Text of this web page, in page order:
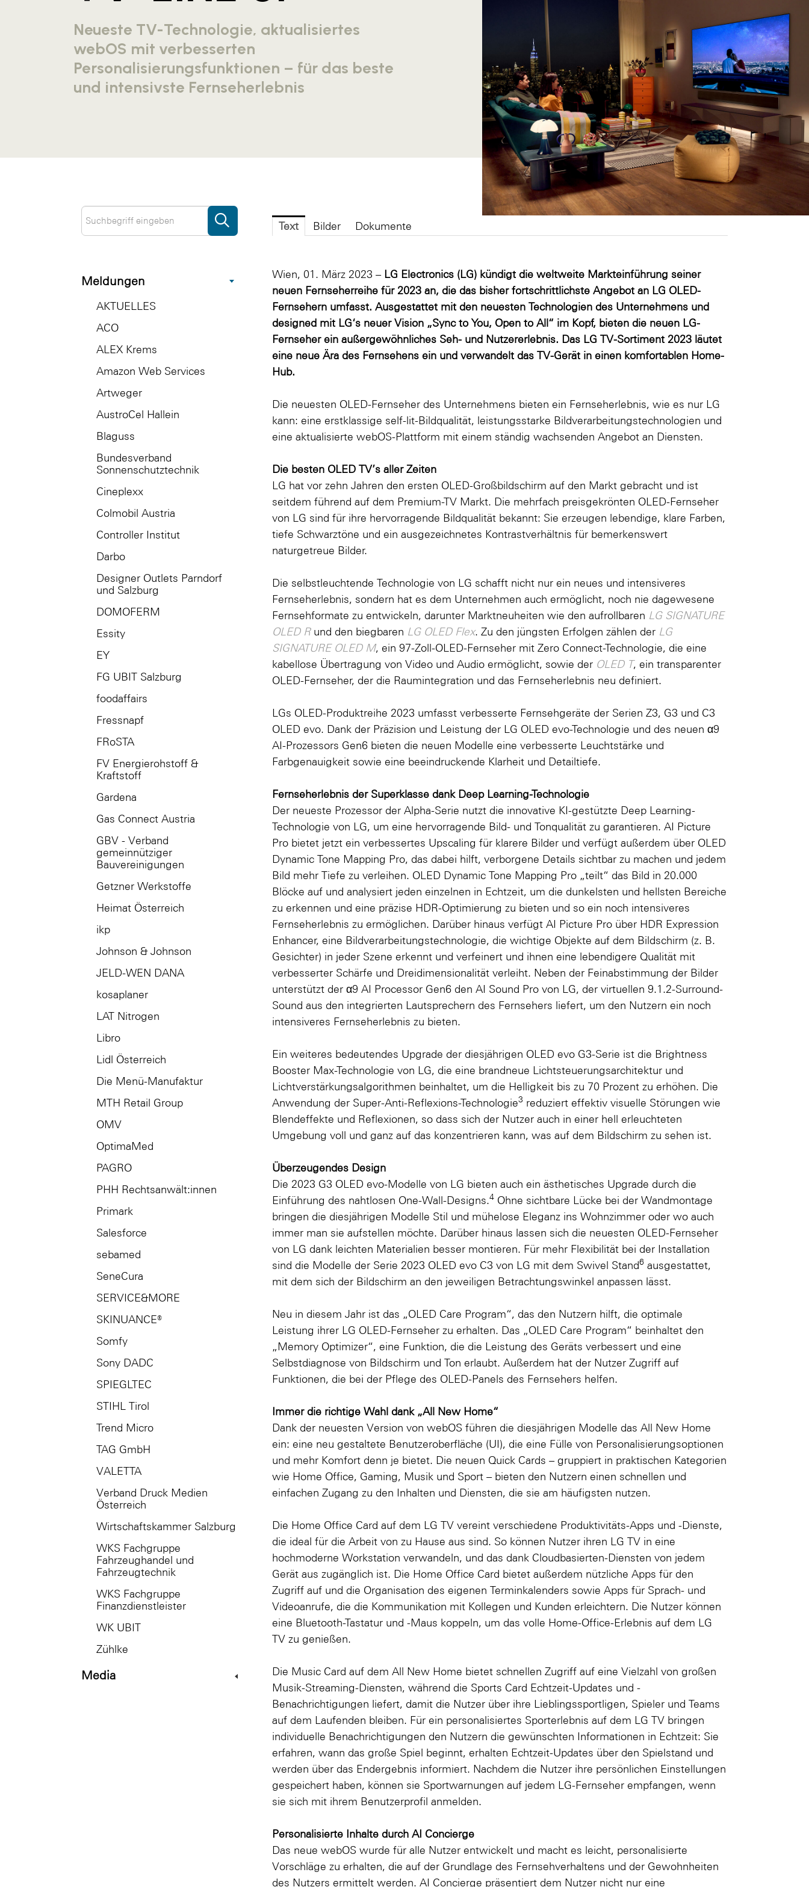
Meldungen
AKTUELLES
ACO
ALEX Krems
Amazon Web Services
Artweger
AustroCel Hallein
Blaguss
Bundesverband
Sonnenschutztechnik
Cineplexx
Colmobil Austria
Controller Institut
Darbo
Designer Outlets Parndorf
und Salzburg
DOMOFERM
Essity
EY
FG UBIT Salzburg
foodaffairs
Fressnapf
FRoSTA
FV Energierohstoff &
Kraftstoff
Gardena
Gas Connect Austria
GBV - Verband
gemeinnütziger
Bauvereinigungen
Getzner Werkstoffe
Heimat Österreich
ikp
Johnson & Johnson
JELD-WEN DANA
kosaplaner
LAT Nitrogen
Libro
Lidl Österreich
Die Menü-Manufaktur
MTH Retail Group
OMV
OptimaMed
PAGRO
PHH Rechtsanwält:innen
Primark
Salesforce
sebamed
SeneCura
SERVICE&MORE
SKINUANCE®
Somfy
Sony DADC
SPIEGLTEC
STIHL Tirol
Trend Micro
TAG GmbH
VALETTA
Verband Druck Medien
Österreich
Wirtschaftskammer Salzburg
WKS Fachgruppe
Fahrzeughandel und
Fahrzeugtechnik
WKS Fachgruppe
Finanzdienstleister
WK UBIT
Zühlke
Media
Neueste TV-Technologie, aktualisiertes
webOS mit verbesserten
Personalisierungsfunktionen – für das beste
und intensivste Fernseherlebnis
Text Bilder Dokumente
Wien, 01. März 2023 – LG Electronics (LG) kündigt die weltweite Markteinführung seiner
neuen Fernseherreihe für 2023 an, die das bisher fortschrittlichste Angebot an LG OLED-
Fernsehern umfasst. Ausgestattet mit den neuesten Technologien des Unternehmens und
designed mit LG‘s neuer Vision „Sync to You, Open to All“ im Kopf, bieten die neuen LG-
Fernseher ein außergewöhnliches Seh- und Nutzererlebnis. Das LG TV-Sortiment 2023 läutet
eine neue Ära des Fernsehens ein und verwandelt das TV-Gerät in einen komfortablen Home-
Hub.
Die neuesten OLED-Fernseher des Unternehmens bieten ein Fernseherlebnis, wie es nur LG
kann: eine erstklassige self-lit-Bildqualität, leistungsstarke Bildverarbeitungstechnologien und
eine aktualisierte webOS-Plattform mit einem ständig wachsenden Angebot an Diensten.
Die besten OLED TV’s aller Zeiten
LG hat vor zehn Jahren den ersten OLED-Großbildschirm auf den Markt gebracht und ist
seitdem führend auf dem Premium-TV Markt. Die mehrfach preisgekrönten OLED-Fernseher
von LG sind für ihre hervorragende Bildqualität bekannt: Sie erzeugen lebendige, klare Farben,
tiefe Schwarztöne und ein ausgezeichnetes Kontrastverhältnis für bemerkenswert
naturgetreue Bilder.
Die selbstleuchtende Technologie von LG schafft nicht nur ein neues und intensiveres
Fernseherlebnis, sondern hat es dem Unternehmen auch ermöglicht, noch nie dagewesene
Fernsehformate zu entwickeln, darunter Marktneuheiten wie den aufrollbaren LG SIGNATURE
OLED Rund den biegbaren LG OLED Flex. Zu den jüngsten Erfolgen zählen der LG
SIGNATURE OLED M, ein 97-Zoll-OLED-Fernseher mit Zero Connect-Technologie, die eine
kabellose Übertragung von Video und Audio ermöglicht, sowie der OLED T, ein transparenter
OLED-Fernseher, der die Raumintegration und das Fernseherlebnis neu definiert.
LGs OLED-Produktreihe 2023 umfasst verbesserte Fernsehgeräte der Serien Z3, G3 und C3
OLED evo. Dank der Präzision und Leistung der LG OLED evo-Technologie und des neuen α9
AI-Prozessors Gen6 bieten die neuen Modelle eine verbesserte Leuchtstärke und
Farbgenauigkeit sowie eine beeindruckende Klarheit und Detailtiefe.
Fernseherlebnis der Superklasse dank Deep Learning-Technologie
Der neueste Prozessor der Alpha-Serie nutzt die innovative KI-gestützte Deep Learning-
Technologie von LG, um eine hervorragende Bild- und Tonqualität zu garantieren. AI Picture
Pro bietet jetzt ein verbessertes Upscaling für klarere Bilder und verfügt außerdem über OLED
Dynamic Tone Mapping Pro, das dabei hilft, verborgene Details sichtbar zu machen und jedem
Bild mehr Tiefe zu verleihen. OLED Dynamic Tone Mapping Pro „teilt“ das Bild in 20.000
Blöcke auf und analysiert jeden einzelnen in Echtzeit, um die dunkelsten und hellsten Bereiche
zu erkennen und eine präzise HDR-Optimierung zu bieten und so ein noch intensiveres
Fernseherlebnis zu ermöglichen. Darüber hinaus verfügt AI Picture Pro über HDR Expression
Enhancer, eine Bildverarbeitungstechnologie, die wichtige Objekte auf dem Bildschirm (z. B.
Gesichter) in jeder Szene erkennt und verfeinert und ihnen eine lebendigere Qualität mit
verbesserter Schärfe und Dreidimensionalität verleiht. Neben der Feinabstimmung der Bilder
unterstützt der α9 AI Processor Gen6 den AI Sound Pro von LG, der virtuellen 9.1.2-Surround-
Sound aus den integrierten Lautsprechern des Fernsehers liefert, um den Nutzern ein noch
intensiveres Fernseherlebnis zu bieten.
Ein weiteres bedeutendes Upgrade der diesjährigen OLED evo G3-Serie ist die Brightness
Booster Max-Technologie von LG, die eine brandneue Lichtsteuerungsarchitektur und
Lichtverstärkungsalgorithmen beinhaltet, um die Helligkeit bis zu 70 Prozent zu erhöhen. Die
Anwendung der Super-Anti-Reflexions-Technologie3 reduziert effektiv visuelle Störungen wie
Blendeffekte und Reflexionen, so dass sich der Nutzer auch in einer hell erleuchteten
Umgebung voll und ganz auf das konzentrieren kann, was auf dem Bildschirm zu sehen ist.
Überzeugendes Design
Die 2023 G3 OLED evo-Modelle von LG bieten auch ein ästhetisches Upgrade durch die
Einführung des nahtlosen One-Wall-Designs.4 Ohne sichtbare Lücke bei der Wandmontage
bringen die diesjährigen Modelle Stil und mühelose Eleganz ins Wohnzimmer oder wo auch
immer man sie aufstellen möchte. Darüber hinaus lassen sich die neuesten OLED-Fernseher
von LG dank leichten Materialien besser montieren. Für mehr Flexibilität bei der Installation
sind die Modelle der Serie 2023 OLED evo C3 von LG mit dem Swivel Stand6 ausgestattet,
mit dem sich der Bildschirm an den jeweiligen Betrachtungswinkel anpassen lässt.
Neu in diesem Jahr ist das „OLED Care Program“, das den Nutzern hilft, die optimale
Leistung ihrer LG OLED-Fernseher zu erhalten. Das „OLED Care Program“ beinhaltet den
„Memory Optimizer“, eine Funktion, die die Leistung des Geräts verbessert und eine
Selbstdiagnose von Bildschirm und Ton erlaubt. Außerdem hat der Nutzer Zugriff auf
Funktionen, die bei der Pflege des OLED-Panels des Fernsehers helfen.
Immer die richtige Wahl dank „All New Home“
Dank der neuesten Version von webOS führen die diesjährigen Modelle das All New Home
ein: eine neu gestaltete Benutzeroberfläche (UI), die eine Fülle von Personalisierungsoptionen
und mehr Komfort denn je bietet. Die neuen Quick Cards – gruppiert in praktischen Kategorien
wie Home Office, Gaming, Musik und Sport – bieten den Nutzern einen schnellen und
einfachen Zugang zu den Inhalten und Diensten, die sie am häufigsten nutzen.
Die Home Office Card auf dem LG TV vereint verschiedene Produktivitäts-Apps und -Dienste,
die ideal für die Arbeit von zu Hause aus sind. So können Nutzer ihren LG TV in eine
hochmoderne Workstation verwandeln, und das dank Cloudbasierten-Diensten von jedem
Gerät aus zugänglich ist. Die Home Office Card bietet außerdem nützliche Apps für den
Zugriff auf und die Organisation des eigenen Terminkalenders sowie Apps für Sprach- und
Videoanrufe, die die Kommunikation mit Kollegen und Kunden erleichtern. Die Nutzer können
eine Bluetooth-Tastatur und -Maus koppeln, um das volle Home-Office-Erlebnis auf dem LG
TV zu genießen.
Die Music Card auf dem All New Home bietet schnellen Zugriff auf eine Vielzahl von großen
Musik-Streaming-Diensten, während die Sports Card Echtzeit-Updates und -
Benachrichtigungen liefert, damit die Nutzer über ihre Lieblingssportligen, Spieler und Teams
auf dem Laufenden bleiben. Für ein personalisiertes Sporterlebnis auf dem LG TV bringen
individuelle Benachrichtigungen den Nutzern die gewünschten Informationen in Echtzeit: Sie
erfahren, wann das große Spiel beginnt, erhalten Echtzeit-Updates über den Spielstand und
werden über das Endergebnis informiert. Nachdem die Nutzer ihre persönlichen Einstellungen
gespeichert haben, können sie Sportwarnungen auf jedem LG-Fernseher empfangen, wenn
sie sich mit ihrem Benutzerprofil anmelden.
Personalisierte Inhalte durch AI Concierge
Das neue webOS wurde für alle Nutzer entwickelt und macht es leicht, personalisierte
Vorschläge zu erhalten, die auf der Grundlage des Fernsehverhaltens und der Gewohnheiten
des Nutzers ermittelt werden. AI Concierge präsentiert dem Nutzer nicht nur eine